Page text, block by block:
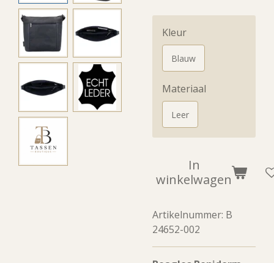
Kleur
Blauw
Materiaal
Leer
In
winkelwagen
Artikelnummer: B
24652-002